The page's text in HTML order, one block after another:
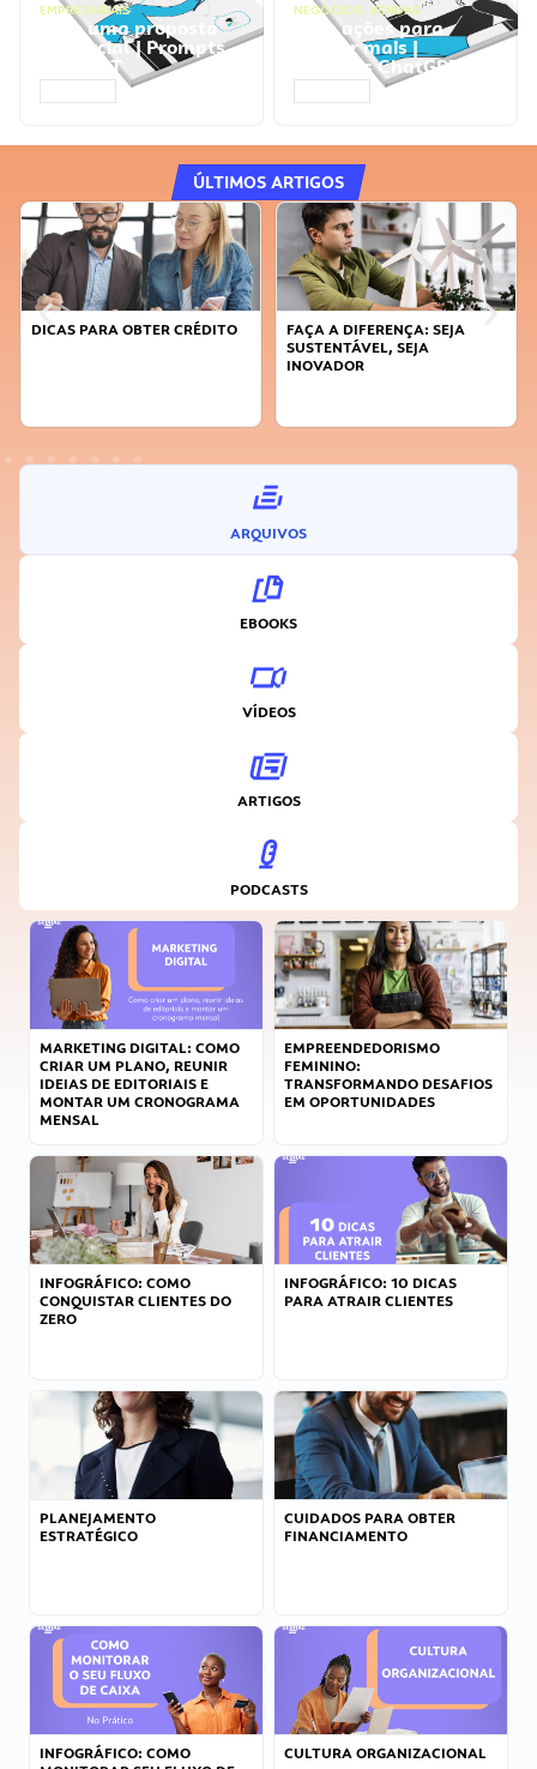
EMPRESARIAIS
Faça uma proposta
comercial | Prompts
ChatGPT
NEGÓCIOS, VENDAS
Faça ações para
vender mais |
Prompts ChatGPT
ÚLTIMOS ARTIGOS
DICAS PARA OBTER CRÉDITO
FAÇA A DIFERENÇA: SEJA
SUSTENTÁVEL, SEJA
INOVADOR
ARQUIVOS
EBOOKS
VÍDEOS
ARTIGOS
PODCASTS
MARKETING DIGITAL: COMO
CRIAR UM PLANO, REUNIR
IDEIAS DE EDITORIAIS E
MONTAR UM CRONOGRAMA
MENSAL
EMPREENDEDORISMO
FEMININO:
TRANSFORMANDO DESAFIOS
EM OPORTUNIDADES
INFOGRÁFICO: COMO
CONQUISTAR CLIENTES DO
ZERO
INFOGRÁFICO: 10 DICAS
PARA ATRAIR CLIENTES
PLANEJAMENTO
ESTRATÉGICO
CUIDADOS PARA OBTER
FINANCIAMENTO
INFOGRÁFICO: COMO
CULTURA ORGANIZACIONAL